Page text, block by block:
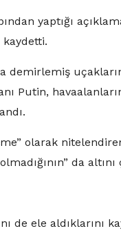
yaptığı
kaydetti.
demirlemiş
Putin,
olarak
da altını
de ele aldıklarını